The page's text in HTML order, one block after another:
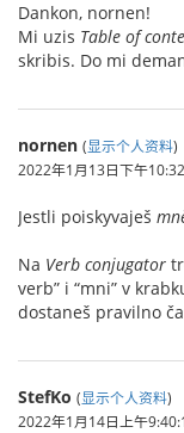
Dankon, nornen!
Mi uzis Table of
skribis. Do mi
nornen (显示个人资料)
2022年1月13日下午
Jestli poiskyvaješ
Na Verb conjugator
verb” i “mni” v
dostaneš pravilno
StefKo (显示个人资料)
2022年1月14日上午